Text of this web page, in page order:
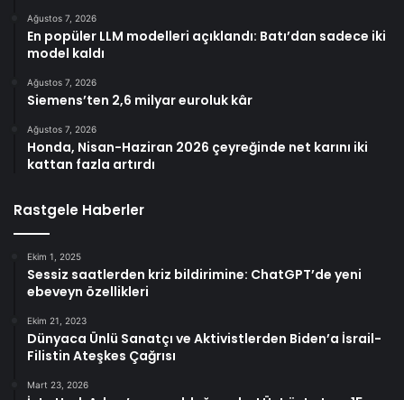
Ağustos 7, 2026
En popüler LLM modelleri açıklandı: Batı’dan sadece iki
model kaldı
Ağustos 7, 2026
Siemens’ten 2,6 milyar euroluk kâr
Ağustos 7, 2026
Honda, Nisan-Haziran 2026 çeyreğinde net karını iki
kattan fazla artırdı
Rastgele Haberler
Ekim 1, 2025
Sessiz saatlerden kriz bildirimine: ChatGPT’de yeni
ebeveyn özellikleri
Ekim 21, 2023
Dünyaca Ünlü Sanatçı ve Aktivistlerden Biden’a İsrail-
Filistin Ateşkes Çağrısı
Mart 23, 2026